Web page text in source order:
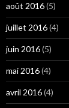
août 2016(5)
juillet 2016(4)
juin 2016(5)
mai 2016(4)
avril 2016(4)